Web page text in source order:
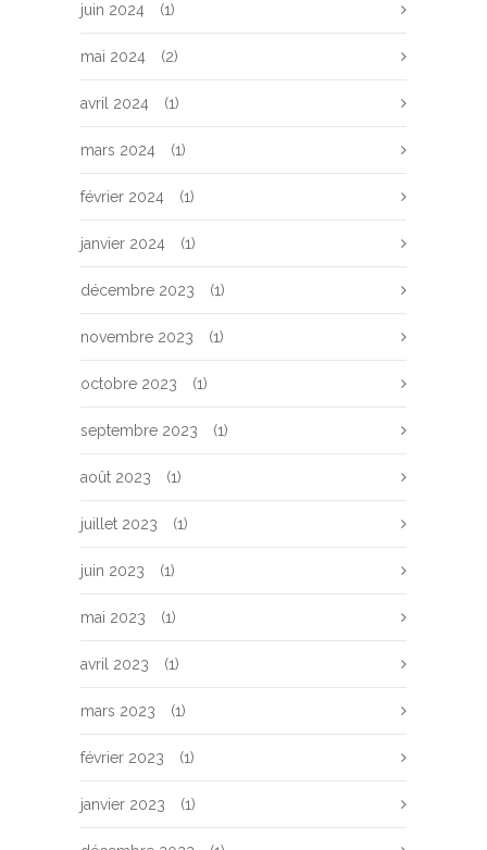
juin 2024 (1)
mai 2024 (2)
avril 2024 (1)
mars 2024 (1)
février 2024 (1)
janvier 2024 (1)
décembre 2023 (1)
novembre 2023 (1)
octobre 2023 (1)
septembre 2023 (1)
août 2023 (1)
juillet 2023 (1)
juin 2023 (1)
mai 2023 (1)
avril 2023 (1)
mars 2023 (1)
février 2023 (1)
janvier 2023 (1)